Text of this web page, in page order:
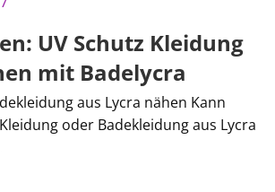
UV Schutz Kleidung
mit Badelycra
aus Lycra nähen Kann
oder Badekleidung aus Lycra